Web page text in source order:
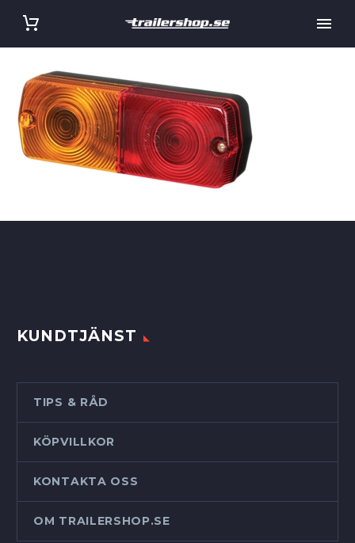
KUNDTJÄNST
TIPS & RÅD
KÖPVILLKOR
KONTAKTA OSS
OM TRAILERSHOP.SE